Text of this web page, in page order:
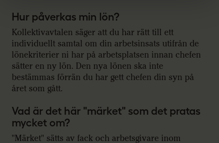
Hur påverkas min lön?
Kollektivavtalen säger att du har rätt till ett
individuellt samtal om din arbetsinsats utifrån de
lönekriterier ni har på arbetsplatsen innan chefen
sätter en ny lön. Den nya lönen ska inte
bestämmas förrän du har gett chefen din syn på
året som gått.
Vad är det här "märket" som det pratas
mycket om?
"Märket" sätts av fack och arbetsgivare inom